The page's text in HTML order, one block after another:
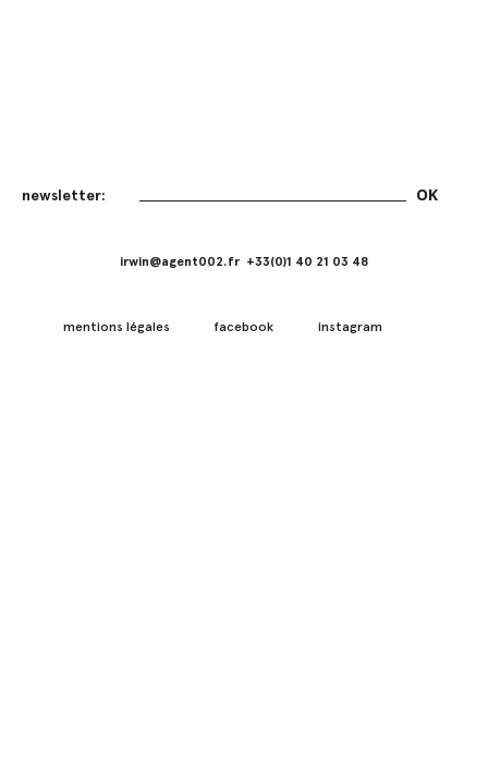
irwin@agent002.fr +33(0)1 40 21 03 48
mentions légales facebook instagram